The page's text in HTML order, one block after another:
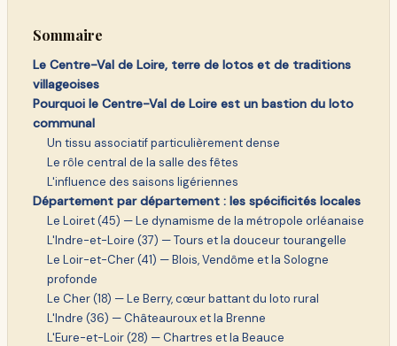
Sommaire
Le Centre-Val de Loire, terre de lotos et de traditions
villageoises
Pourquoi le Centre-Val de Loire est un bastion du loto
communal
Un tissu associatif particulièrement dense
Le rôle central de la salle des fêtes
L'influence des saisons ligériennes
Département par département : les spécificités locales
Le Loiret (45) — Le dynamisme de la métropole orléanaise
L'Indre-et-Loire (37) — Tours et la douceur tourangelle
Le Loir-et-Cher (41) — Blois, Vendôme et la Sologne
profonde
Le Cher (18) — Le Berry, cœur battant du loto rural
L'Indre (36) — Châteauroux et la Brenne
L'Eure-et-Loir (28) — Chartres et la Beauce